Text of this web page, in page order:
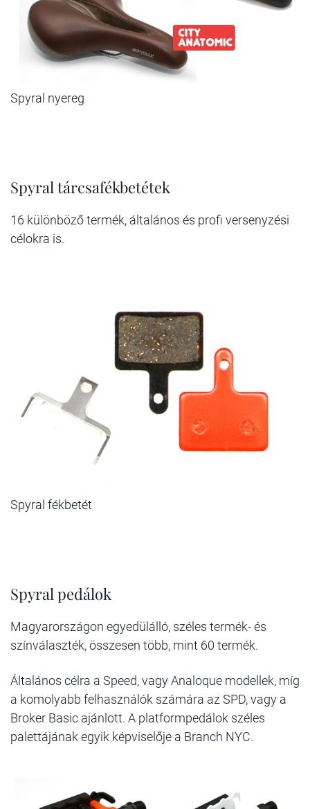
Spyral nyereg
Spyral tárcsafékbetétek
16 különböző termék, általános és profi versenyzési
célokra is.
Spyral fékbetét
Spyral pedálok
Magyarországon egyedülálló, széles termék- és
színválaszték, összesen több, mint 60 termék.
Általános célra a Speed, vagy Analoque modellek, míg
a komolyabb felhasználók számára az SPD, vagy a
Broker Basic ajánlott. A platformpedálok széles
palettájának egyik képviselője a Branch NYC.